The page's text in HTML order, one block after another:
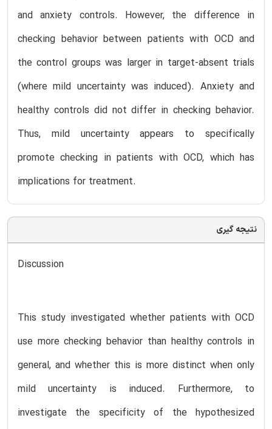
and anxiety controls. However, the difference in
checking behavior between patients with OCD and
the control groups was larger in target-absent trials
(where mild uncertainty was induced). Anxiety and
healthy controls did not differ in checking behavior.
Thus, mild uncertainty appears to specifically
promote checking in patients with OCD, which has
implications for treatment.
نتیجه گیری
Discussion
This study investigated whether patients with OCD
use more checking behavior than healthy controls in
general, and whether this is more distinct when only
mild uncertainty is induced. Furthermore, to
investigate the specificity of the hypothesized